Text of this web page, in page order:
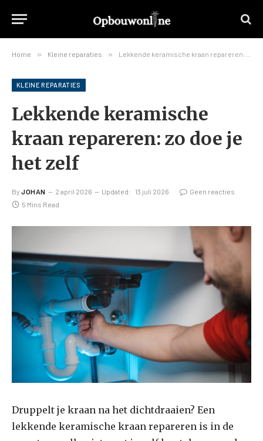
Home » Kleine reparaties » Lekkende keramische kraan repareren: zo doe je het zelf
KLEINE REPARATIES
Lekkende keramische
kraan repareren: zo doe je
het zelf
By JOHAN 2 april 2026 Updated: 13 juli 2026
Geen reacties
5 Mins Read
Druppelt je kraan na het dichtdraaien? Een
lekkende keramische kraan repareren is in de